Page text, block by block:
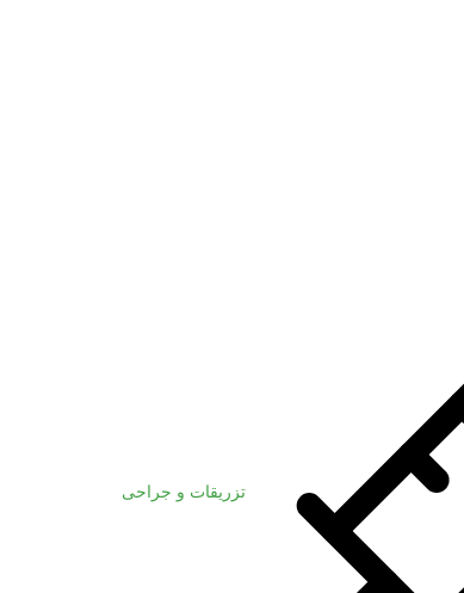
تزریقات و جراحی